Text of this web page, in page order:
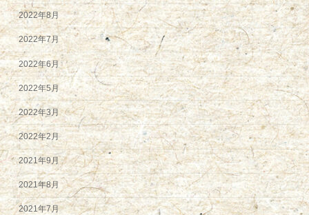
2022年8月
2022年7月
2022年6月
2022年5月
2022年3月
2022年2月
2021年9月
2021年8月
2021年7月